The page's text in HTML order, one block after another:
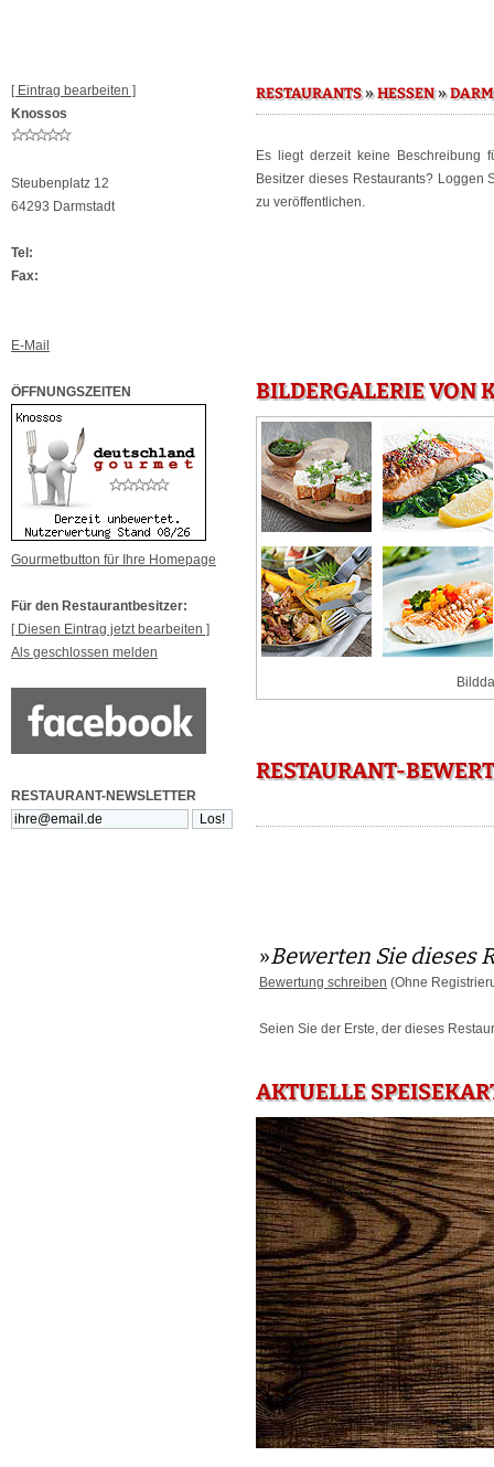
[ Eintrag bearbeiten ]
Knossos
Steubenplatz 12
64293 Darmstadt
Tel:
Fax:
E-Mail
ÖFFNUNGSZEITEN
Gourmetbutton für Ihre Homepage
Für den Restaurantbesitzer:
[ Diesen Eintrag jetzt bearbeiten ]
Als geschlossen melden
RESTAURANT-NEWSLETTER
RESTAURANTS»HESSEN»
Es liegt derzeit keine Beschreibung
Besitzer dieses Restaurants? Loggen
zu veröffentlichen.
BILDERGALERIE VON
RESTAURANT-
»Bewerten Sie dieses
Bewertung schreiben (Ohne
Seien Sie der Erste, der dieses
AKTUELLE